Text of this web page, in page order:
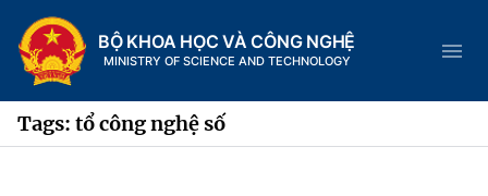
BỘ KHOA HỌC VÀ CÔNG NGHỆ
MINISTRY OF SCIENCE AND TECHNOLOGY
Tags: tổ công nghệ số